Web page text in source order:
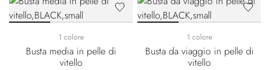
1 colore
Busta media in pelle di
vitello
1 colore
Busta da viaggio in pelle di
vitello